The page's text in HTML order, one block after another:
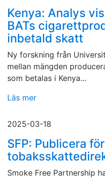
Kenya: Analys
BATs
inbetald skatt
Ny forskning från
mellan mängden
som betalas i Kenya...
Läs mer
2025-03-18
SFP: Publicera
Smoke Free Partnership